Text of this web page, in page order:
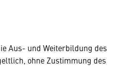
Aus- und Weiterbildung des
ohne Zustimmung des